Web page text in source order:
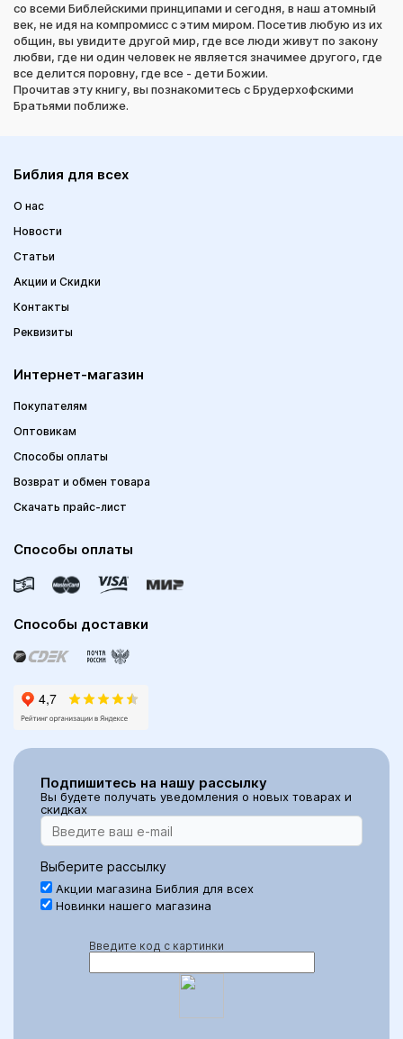
со всеми Библейскими принципами и сегодня, в наш атомный
век, не идя на компромисс с этим миром. Посетив любую из их
общин, вы увидите другой мир, где все люди живут по закону
любви, где ни один человек не является значимее другого, где
все делится поровну, где все - дети Божии.
Прочитав эту книгу, вы познакомитесь с Брудерхофскими
Братьями поближе.
Библия для всех
О нас
Новости
Статьи
Акции и Скидки
Контакты
Реквизиты
Интернет-магазин
Покупателям
Оптовикам
Способы оплаты
Возврат и обмен товара
Скачать прайс-лист
Способы оплаты
Способы доставки
Подпишитесь на нашу рассылку
Вы будете получать уведомления о новых товарах и
скидках
Выберите рассылку
Акции магазина Библия для всех
Новинки нашего магазина
Введите код с картинки